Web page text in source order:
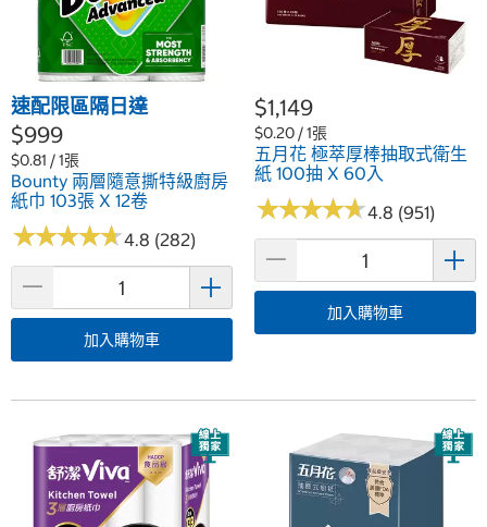
速配限區隔日達
$999
$0.81 / 1張
Bounty 兩層隨意撕特級廚房
紙巾 103張 X 12卷
★★★★★
★★★★★4.8 (282)
加入購物車
$1,149
$0.20 / 1張
五月花 極萃厚棒抽取式衛生
紙 100抽 X 60入
★★★★★
★★★★★4.8 (951)
加入購物車